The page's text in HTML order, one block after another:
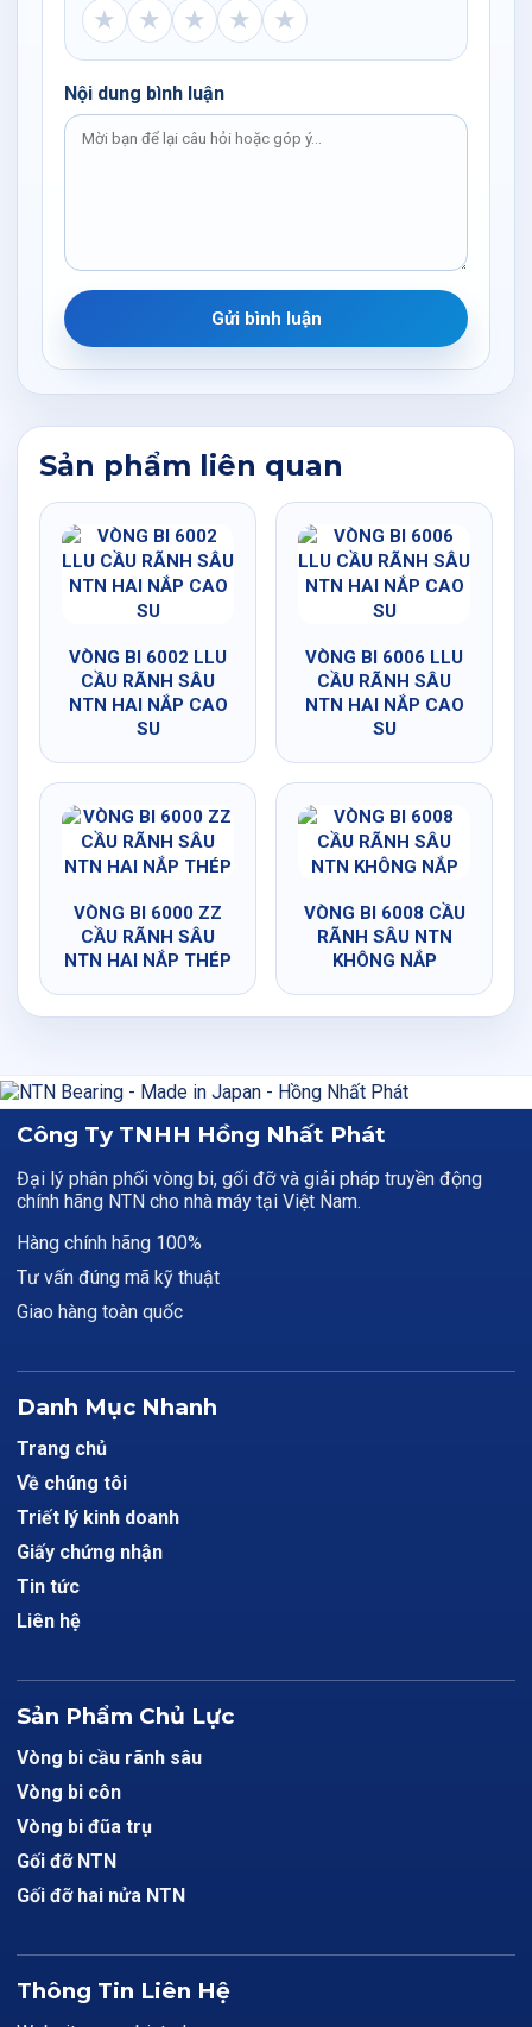
★ ★ ★ ★ ★
Nội dung bình luận
Gửi bình luận
Sản phẩm liên quan
VÒNG BI 6002 LLU
CẦU RÃNH SÂU
NTN HAI NẮP CAO
SU
VÒNG BI 6006 LLU
CẦU RÃNH SÂU
NTN HAI NẮP CAO
SU
VÒNG BI 6000 ZZ
CẦU RÃNH SÂU
NTN HAI NẮP THÉP
VÒNG BI 6008 CẦU
RÃNH SÂU NTN
KHÔNG NẮP
Công Ty TNHH Hồng Nhất Phát
Đại lý phân phối vòng bi, gối đỡ và giải pháp truyền động
chính hãng NTN cho nhà máy tại Việt Nam.
Hàng chính hãng 100%
Tư vấn đúng mã kỹ thuật
Giao hàng toàn quốc
Danh Mục Nhanh
Trang chủ
Về chúng tôi
Triết lý kinh doanh
Giấy chứng nhận
Tin tức
Liên hệ
Sản Phẩm Chủ Lực
Vòng bi cầu rãnh sâu
Vòng bi côn
Vòng bi đũa trụ
Gối đỡ NTN
Gối đỡ hai nửa NTN
Thông Tin Liên Hệ